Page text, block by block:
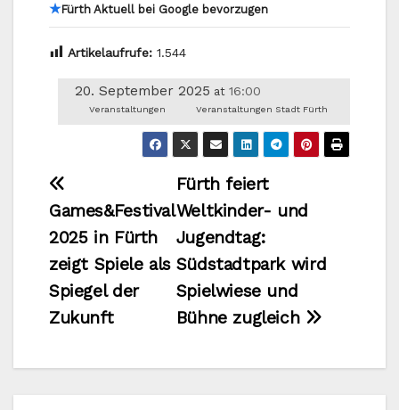
★Fürth Aktuell bei Google bevorzugen
Artikelaufrufe: 1.544
20. September 2025 at 16:00
Veranstaltungen Veranstaltungen Stadt Fürth
Beitragsnavigation
Fürth feiert
Weltkinder- und
Jugendtag:
Südstadtpark wird
Spielwiese und
Bühne zugleich
Games&Festival
2025 in Fürth
zeigt Spiele als
Spiegel der
Zukunft